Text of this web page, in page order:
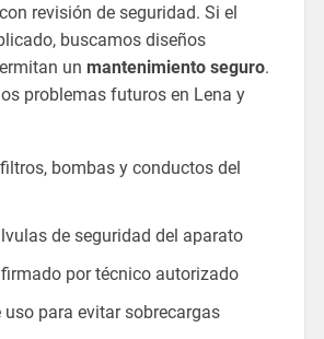
revisión de seguridad. Si el
buscamos diseños
un mantenimiento seguro.
problemas futuros en Lena y
bombas y conductos del
de seguridad del aparato
por técnico autorizado
uso para evitar sobrecargas